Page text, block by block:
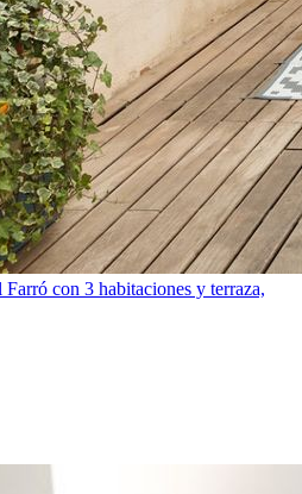
con 3 habitaciones y terraza,